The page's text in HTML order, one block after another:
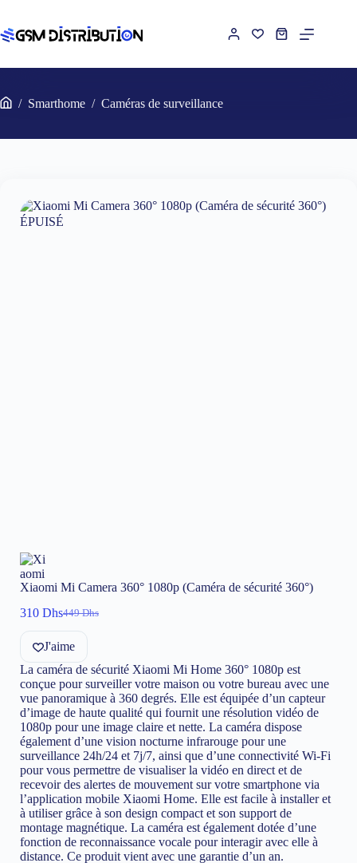
contenu
Panier
/ Smarthome / Caméras de surveillance
ÉPUISÉ
Xiaomi Mi Camera 360° 1080p (Caméra de sécurité 360°)
449Dhs
Le
prix
initial
était :
449 Dhs.
310 DhsLe
prix
actuel
est :
310 Dhs.
J'aime
La caméra de sécurité Xiaomi Mi Home 360° 1080p est
conçue pour surveiller votre maison ou votre bureau avec une
vue panoramique à 360 degrés. Elle est équipée d’un capteur
d’image de haute qualité qui fournit une résolution vidéo de
1080p pour une image claire et nette. La caméra dispose
également d’une vision nocturne infrarouge pour une
surveillance 24h/24 et 7j/7, ainsi que d’une connectivité Wi-Fi
pour vous permettre de visualiser la vidéo en direct et de
recevoir des alertes de mouvement sur votre smartphone via
l’application mobile Xiaomi Home. Elle est facile à installer et
à utiliser grâce à son design compact et son support de
montage magnétique. La caméra est également dotée d’une
fonction de reconnaissance vocale pour interagir avec elle à
distance. Ce produit vient avec une garantie d’un an.